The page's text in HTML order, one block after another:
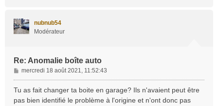
nubnub54
Modérateur
Re: Anomalie boîte auto
M
e
s
mercredi 18 août 2021, 11:52:43
Tu as fait changer ta boite en garage? Ils n'avaient peut être
pas bien identifié le problème à l'origine et n'ont donc pas